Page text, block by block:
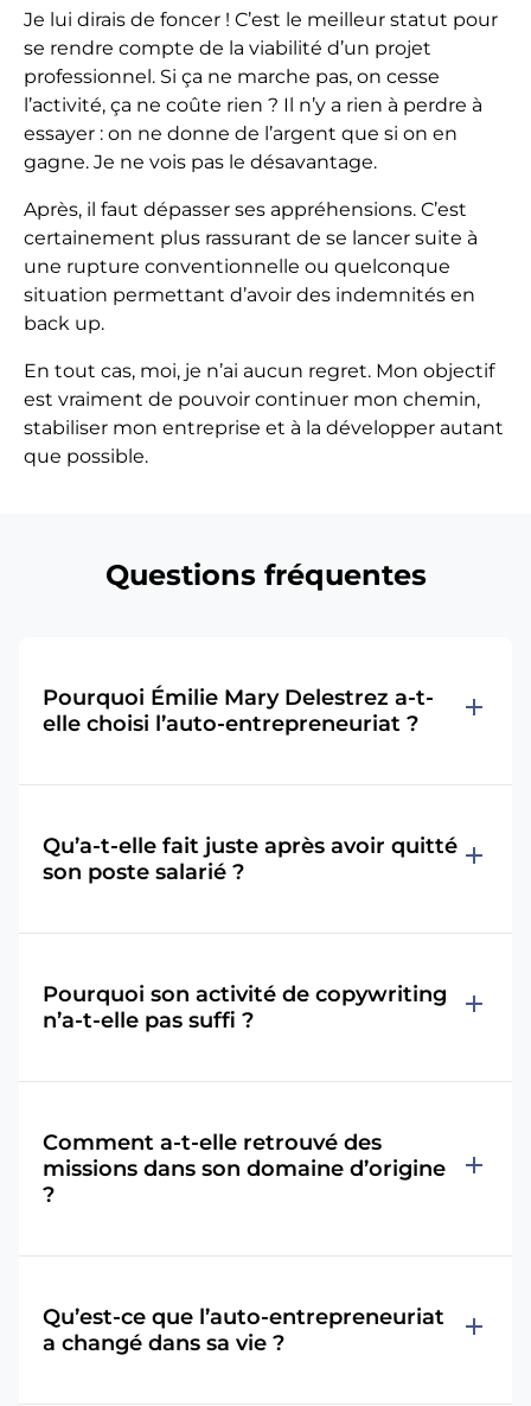
Je lui dirais de foncer ! C’est le meilleur statut pour
se rendre compte de la viabilité d’un projet
professionnel. Si ça ne marche pas, on cesse
l’activité, ça ne coûte rien ? Il n’y a rien à perdre à
essayer : on ne donne de l’argent que si on en
gagne. Je ne vois pas le désavantage.
Après, il faut dépasser ses appréhensions. C’est
certainement plus rassurant de se lancer suite à
une rupture conventionnelle ou quelconque
situation permettant d’avoir des indemnités en
back up.
En tout cas, moi, je n’ai aucun regret. Mon objectif
est vraiment de pouvoir continuer mon chemin,
stabiliser mon entreprise et à la développer autant
que possible.
Questions fréquentes
Pourquoi Émilie Mary Delestrez a-t-
elle choisi l’auto-entrepreneuriat ?
add
Qu’a-t-elle fait juste après avoir quitté
son poste salarié ?
add
Pourquoi son activité de copywriting
n’a-t-elle pas suffi ?
add
Comment a-t-elle retrouvé des
missions dans son domaine d’origine
?
add
Qu’est-ce que l’auto-entrepreneuriat
a changé dans sa vie ?
add